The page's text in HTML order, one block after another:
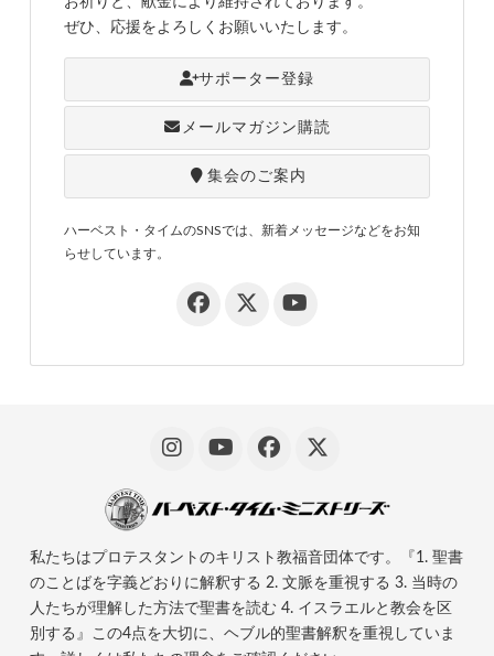
ぜひ、応援をよろしくお願いいたします。
サポーター登録
メールマガジン購読
集会のご案内
ハーベスト・タイムのSNSでは、新着メッセージなどをお知
らせしています。
私たちはプロテスタントのキリスト教福音団体です。『1. 聖書
のことばを字義どおりに解釈する 2. 文脈を重視する 3. 当時の
人たちが理解した方法で聖書を読む 4. イスラエルと教会を区
別する』この4点を大切に、ヘブル的聖書解釈を重視していま